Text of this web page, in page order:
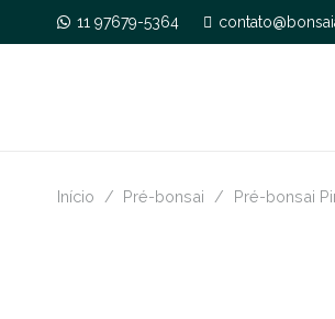
11 97679-5364
Início / Pré-bonsai / Pré-bonsai